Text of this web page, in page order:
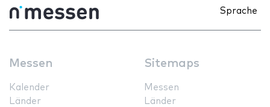
Sprache
Messen
Kalender
Länder
Sitemaps
Messen
Länder